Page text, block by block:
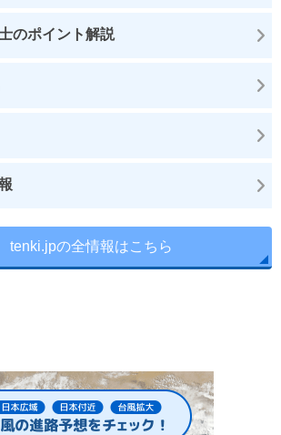
のポイント解説
tenki.jpの全情報はこちら